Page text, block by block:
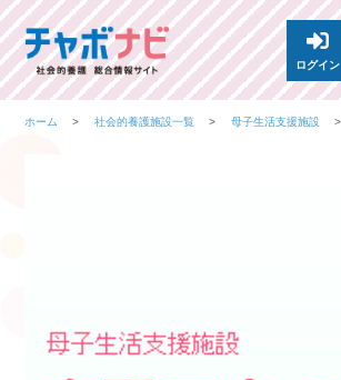
ログイン
ホーム 社会的養護施設一覧 母子生活支援施設